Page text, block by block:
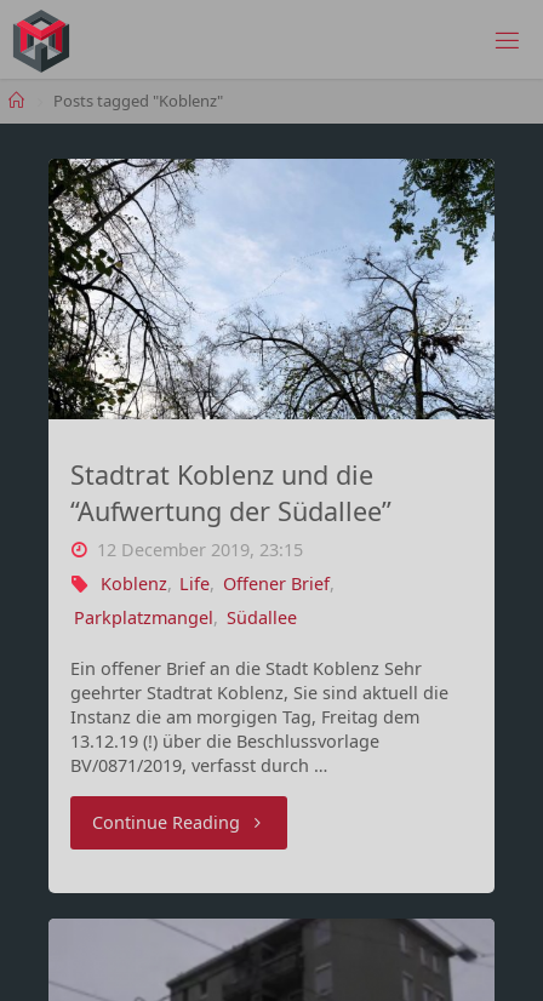
Skip
content
HomePosts tagged "Koblenz"
Stadtrat Koblenz und die
“Aufwertung der Südallee”
12 December 2019, 23:15
Koblenz, Life, Offener Brief,
Parkplatzmangel, Südallee
Ein offener Brief an die Stadt Koblenz Sehr
geehrter Stadtrat Koblenz, Sie sind aktuell die
Instanz die am morgigen Tag, Freitag dem
13.12.19 (!) über die Beschlussvorlage
BV/0871/2019, verfasst durch …
Continue Reading"Stadtrat
und